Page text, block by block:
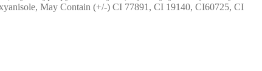
May Contain (+/-) CI 77891, CI 19140, CI60725, CI